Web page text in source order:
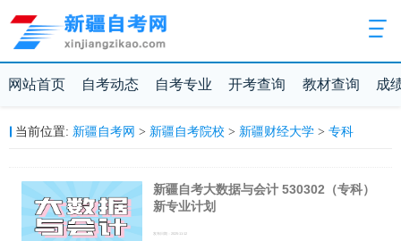
网站首页 自考动态 自考专业 开考查询 教材查询 成
当前位置: 新疆自考网 > 新疆自考院校 > 新疆财经大学> 专科
新疆自考大数据与会计 530302（专科）
新专业计划